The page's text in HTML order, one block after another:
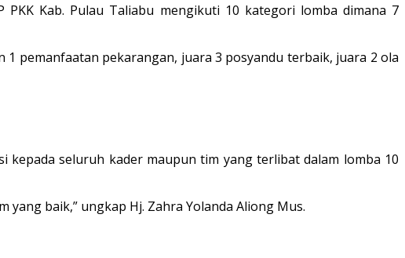
PKK Kab. Pulau Taliabu mengikuti 10 kategori lomba dimana 7
pemanfaatan pekarangan, juara 3 posyandu terbaik, juara 2 ola
kepada seluruh kader maupun tim yang terlibat dalam lomba 10
baik,” ungkap Hj. Zahra Yolanda Aliong Mus.